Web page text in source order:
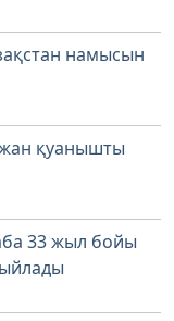
намысын
қуанышты
33 жыл бойы